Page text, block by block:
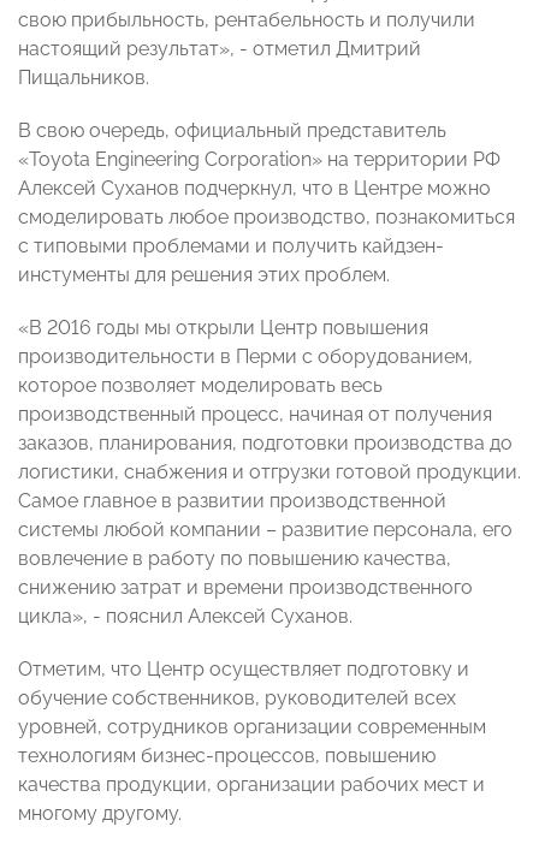
свою прибыльность, рентабельность и получили
настоящий результат», - отметил Дмитрий
Пищальников.
В свою очередь, официальный представитель
«Toyota Engineering Corporation» на территории РФ
Алексей Суханов подчеркнул, что в Центре можно
смоделировать любое производство, познакомиться
с типовыми проблемами и получить кайдзен-
инстументы для решения этих проблем.
«В 2016 годы мы открыли Центр повышения
производительности в Перми с оборудованием,
которое позволяет моделировать весь
производственный процесс, начиная от получения
заказов, планирования, подготовки производства до
логистики, снабжения и отгрузки готовой продукции.
Самое главное в развитии производственной
системы любой компании – развитие персонала, его
вовлечение в работу по повышению качества,
снижению затрат и времени производственного
цикла», - пояснил Алексей Суханов.
Отметим, что Центр осуществляет подготовку и
обучение собственников, руководителей всех
уровней, сотрудников организации современным
технологиям бизнес-процессов, повышению
качества продукции, организации рабочих мест и
многому другому.